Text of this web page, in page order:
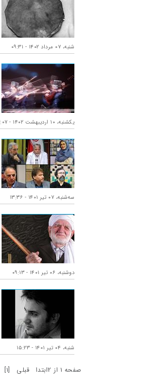
شنبه، ۰۷ مرداد ۱۴۰۲ - ۰۹:۳۱
یکشنبه، ۱۰ اردیبهشت ۱۴۰۲ - ۱۳:۰۷
ﺳﻪشنبه، ۰۷ تیر ۱۴۰۱ - ۱۳:۳۶
دوشنبه، ۰۶ تیر ۱۴۰۱ - ۰۹:۱۳
شنبه، ۰۴ تیر ۱۴۰۱ - ۱۵:۲۳
صفحه 1 از 2 ابتدا قبلی [1]